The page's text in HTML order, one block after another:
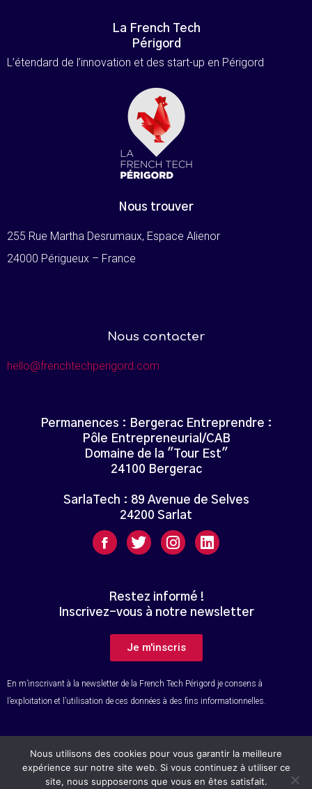
La French Tech
Périgord
L’étendard de l’innovation et des start-up en Périgord
Nous trouver
255 Rue Martha Desrumaux, Espace Alienor
24000 Périgueux – France
Nous contacter
hello@frenchtechperigord.com
Permanences : Bergerac Entreprendre :
Pôle Entrepreneurial/CAB
Domaine de la "Tour Est"
24100 Bergerac
SarlaTech : 89 Avenue de Selves
24200 Sarlat
Restez informé !
Inscrivez-vous à notre newsletter
Je m'inscris
En m’inscrivant à la newsletter de la French Tech Périgord je consens à
l’exploitation et l’utilisation de ces données à des fins informationnelles.
© Tous droits réservés – French Tech Périgord
Nous utilisons des cookies pour vous garantir la meilleure
expérience sur notre site web. Si vous continuez à utiliser ce
site, nous supposerons que vous en êtes satisfait.